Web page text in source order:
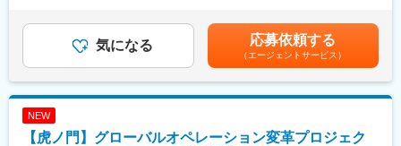
る可能性がありますが、フレックス等で勤務開始時間を調整する
ことも可能です。
売上高1兆361億円（2025年3月）、グローバル売上比率80％、世
バイス
でも目安の金額であり、選考を通じて上下する可能性がありま
す。月給(月額)は固定手当を含めた表記です。
気になる 応募依頼する
（エージェントサービス）
NEW
【虎ノ門】グローバルオペレーション変革プロジェク